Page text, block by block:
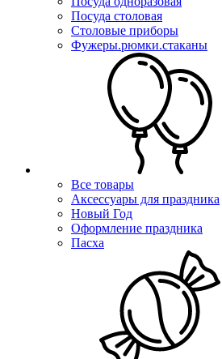
Посуда столовая
Столовые приборы
Фужеры.рюмки.стаканы
Все товары
Аксессуары для праздника
Новый Год
Оформление праздника
Пасха